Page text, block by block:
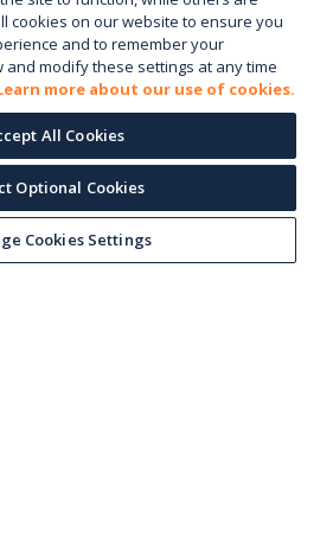
cookies on our website to ensure you
and to remember your
and modify these settings at any time
more about our use of cookies.
All Cookies
Optional Cookies
Cookies Settings